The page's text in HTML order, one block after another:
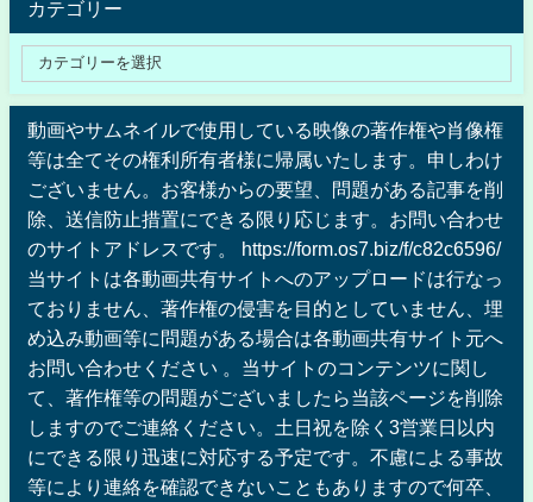
カテゴリー
動画やサムネイルで使用している映像の著作権や肖像権
等は全てその権利所有者様に帰属いたします。申しわけ
ございません。お客様からの要望、問題がある記事を削
除、送信防止措置にできる限り応じます。お問い合わせ
のサイトアドレスです。 https://form.os7.biz/f/c82c6596/
当サイトは各動画共有サイトへのアップロードは行なっ
ておりません、著作権の侵害を目的としていません、埋
め込み動画等に問題がある場合は各動画共有サイト元へ
お問い合わせください 。当サイトのコンテンツに関し
て、著作権等の問題がございましたら当該ページを削除
しますのでご連絡ください。土日祝を除く3営業日以内
にできる限り迅速に対応する予定です。不慮による事故
等により連絡を確認できないこともありますので何卒、